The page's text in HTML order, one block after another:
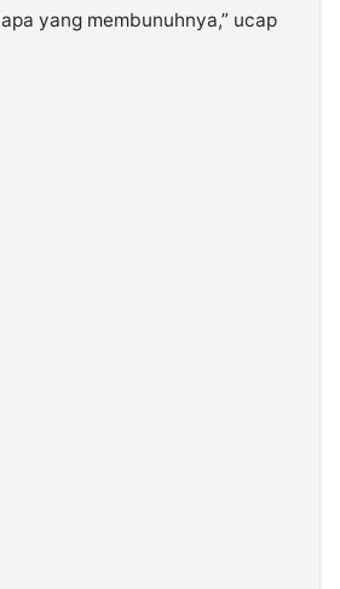
yang membunuhnya,” ucap